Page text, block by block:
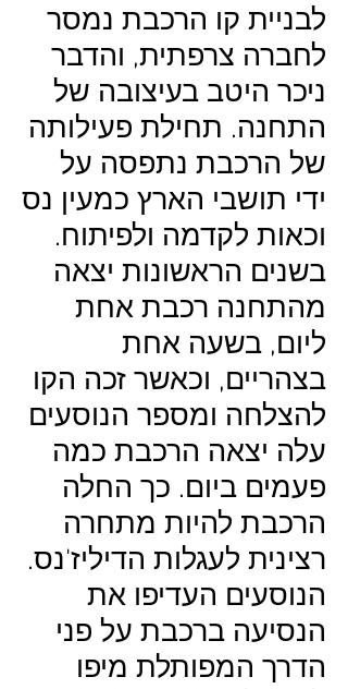
לבניית קו הרכבת נמסר
לחברה צרפתית, והדבר
ניכר היטב בעיצובה של
התחנה. תחילת פעילותה
של הרכבת נתפסה על
ידי תושבי הארץ כמעין נס
וכאות לקדמה ולפיתוח.
בשנים הראשונות יצאה
מהתחנה רכבת אחת
ליום, בשעה אחת
בצהריים, וכאשר זכה הקו
להצלחה ומספר הנוסעים
עלה יצאה הרכבת כמה
פעמים ביום. כך החלה
הרכבת להיות מתחרה
רצינית לעגלות הדיליז'נס.
הנוסעים העדיפו את
הנסיעה ברכבת על פני
הדרך המפותלת מיפו